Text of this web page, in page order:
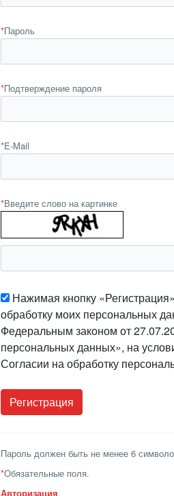
*Пароль
*Подтверждение пароля
*E-Mail
*Введите слово на картинке
Нажимая кнопку
обработку моих персональных
Федеральным законом от
персональных данных», на
Согласии на обработку
Пароль должен быть не менее 6
*Обязательные поля.
Авторизация